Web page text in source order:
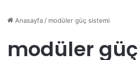
Anasayfa/ modüler güç sistemi
modüler güç